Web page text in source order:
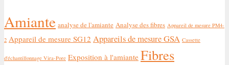
Amiante analyse de l'amiante Analyse des fibres Appareil de mesure PM4-
2 Appareil de mesure SG12 Appareils de mesure GSA Cassette
d'échantillonnage Vira-Pore Exposition à l'amiante Fibres